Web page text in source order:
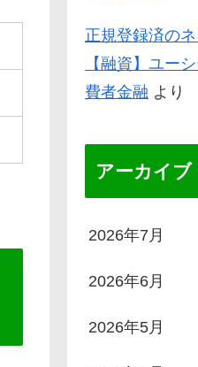
正規登録済の
【融資】ユー
費者金融 より
アーカイブ
2026年7月
2026年6月
2026年5月